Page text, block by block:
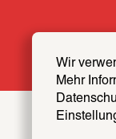
Wir
Mehr